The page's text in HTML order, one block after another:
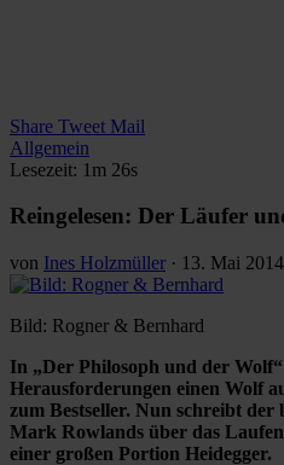
Share Tweet Mail
Allgemein
Lesezeit: 1m 26s
Reingelesen: Der Läufer
von Ines Holzmüller · 13. Mai 2014
Bild: Rogner & Bernhard
In „Der Philosoph und der
Herausforderungen einen Wolf
zum Bestseller. Nun schreibt
Mark Rowlands über das
einer großen Portion Heidegger.